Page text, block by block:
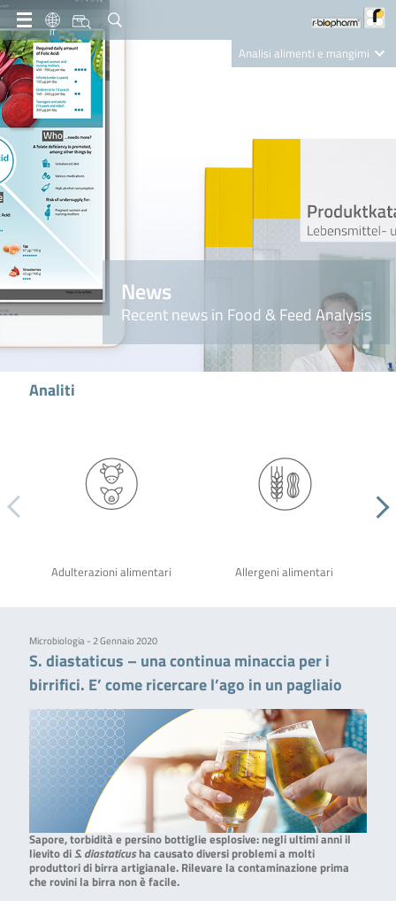
IT
Analisi alimenti e mangimi
Nutrition Care
News
Recent news in Food & Feed Analysis
Analiti
Adulterazioni alimentari Allergeni alimentari
Microbiologia - 2 Gennaio 2020
S. diastaticus – una continua minaccia per i
birrifici. E’ come ricercare l’ago in un pagliaio
Sapore, torbidità e persino bottiglie esplosive: negli ultimi anni il
lievito diS. diastaticusha causato diversi problemi a molti
produttori di birra artigianale. Rilevare la contaminazione prima
che rovini la birra non è facile.